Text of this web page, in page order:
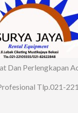
Dan Perlengkapan
Tlp.021-